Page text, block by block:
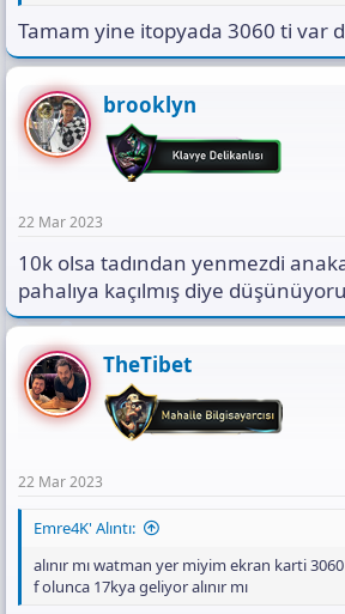
Tamam yine itopyada 3060 ti var
brooklyn
22 Mar 2023
10k olsa tadından yenmezdi
pahalıya kaçılmış diye
TheTibet
22 Mar 2023
Emre4K' Alıntı:
alınır mı watman yer miyim ekran karti
f olunca 17kya geliyor alınır mı